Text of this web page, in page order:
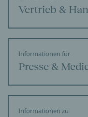
Vertrieb &
Informationen für
Presse &
Informationen zu